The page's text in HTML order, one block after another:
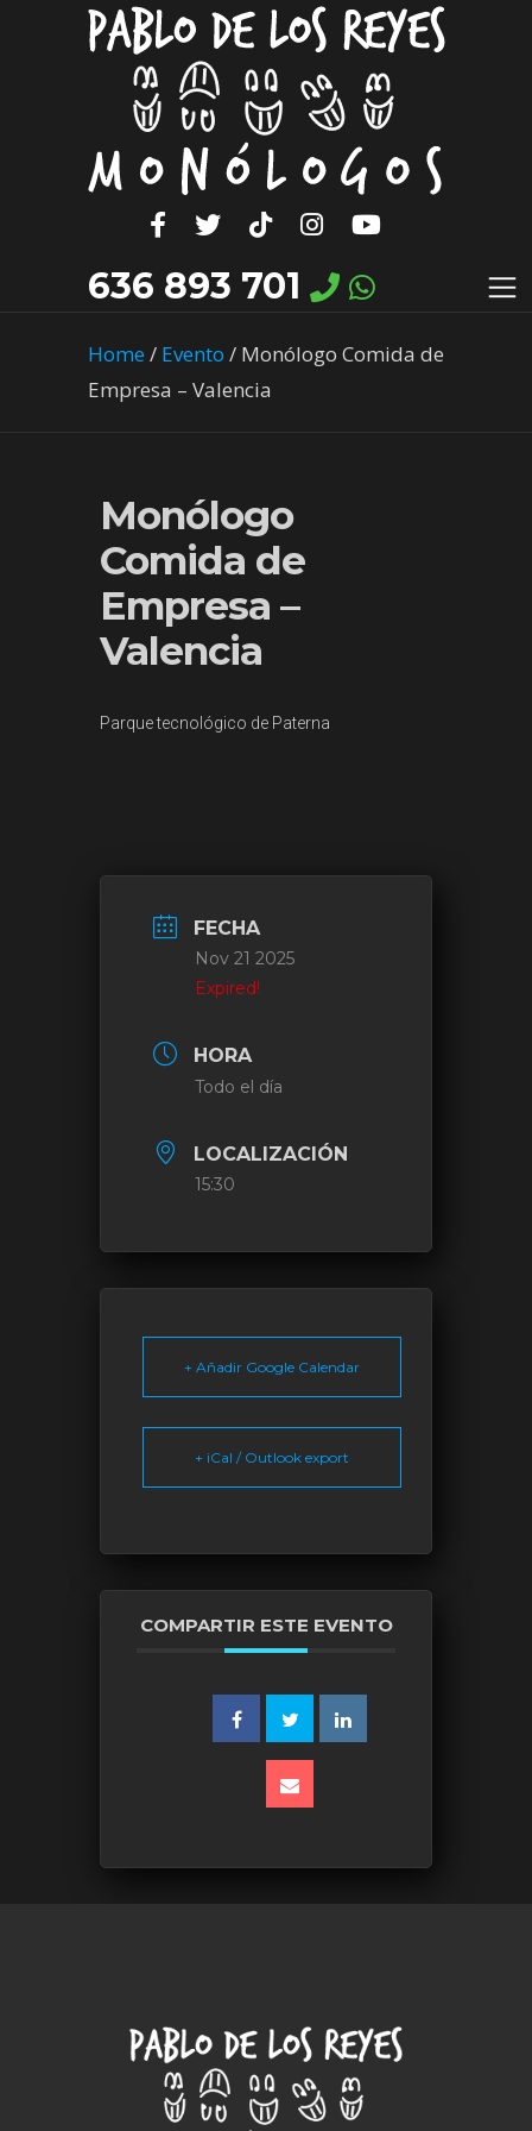
636 893 701
Home/ Evento / Monólogo Comida de
Empresa – Valencia
Monólogo
Comida de
Empresa –
Valencia
Parque tecnológico de Paterna
FECHA
Nov 21 2025
Expired!
HORA
Todo el día
LOCALIZACIÓN
15:30
+ Añadir Google Calendar
+ iCal / Outlook export
COMPARTIR ESTE EVENTO